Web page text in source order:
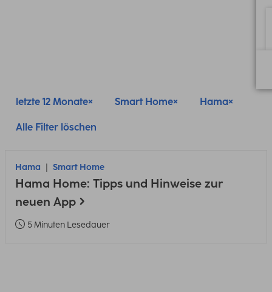
letzte 12 Monate Smart Home Hama
Alle Filter löschen
Hama Smart Home
Hama Home: Tipps und Hinweise zur
neuen App
5 Minuten Lesedauer